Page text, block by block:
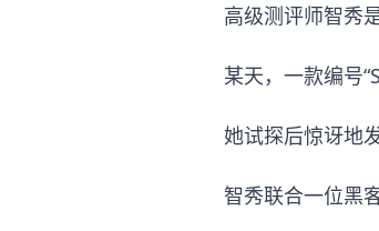
高级测评师智秀
某天，一款编号
她试探后惊讶地
智秀联合一位黑